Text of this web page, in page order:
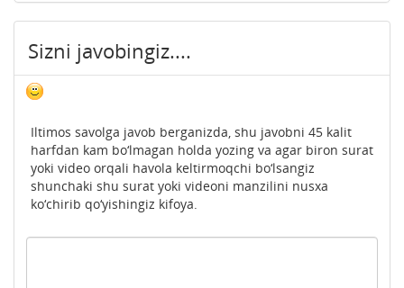
Sizni javobingiz....
Iltimos savolga javob berganizda, shu javobni 45 kalit
harfdan kam bo‘lmagan holda yozing va agar biron surat
yoki video orqali havola keltirmoqchi bo‘lsangiz
shunchaki shu surat yoki videoni manzilini nusxa
ko‘chirib qo‘yishingiz kifoya.